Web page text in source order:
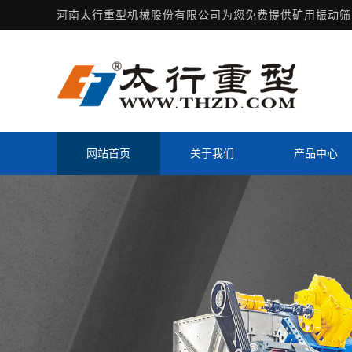
河南太行重型机械股份有限公司为您免费提供矿用振动筛
网站首页 关于我们 产品中心